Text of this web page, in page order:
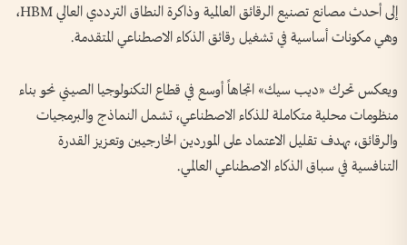
إلى أحدث مصانع تصنيع الرقائق العالمية وذاكرة النطاق الترددي العالي HBM،
وهي مكونات أساسية في تشغيل رقائق الذكاء الاصطناعي المتقدمة.
ويعكس تحرك «ديب سيك» اتجاهاً أوسع في قطاع التكنولوجيا الصيني نحو بناء
منظومات محلية متكاملة للذكاء الاصطناعي، تشمل النماذج والبرمجيات
والرقائق، بهدف تقليل الاعتماد على الموردين الخارجيين وتعزيز القدرة
التنافسية في سباق الذكاء الاصطناعي العالمي.